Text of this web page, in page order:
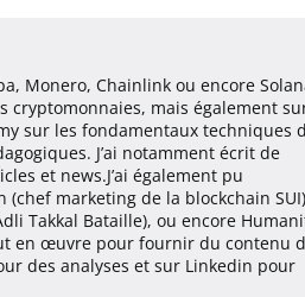
Monero, Chainlink ou encore
cryptomonnaies, mais également
sur les fondamentaux techniques
J’ai notamment écrit de
et news.J’ai également pu
marketing de la blockchain
Takkal Bataille), ou encore
en œuvre pour fournir du contenu
des analyses et sur Linkedin pour